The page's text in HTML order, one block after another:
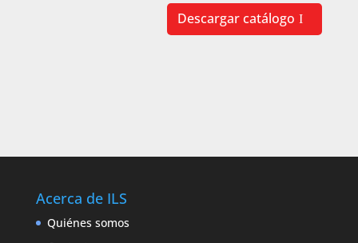
Descargar catálogo
Acerca de ILS
Quiénes somos